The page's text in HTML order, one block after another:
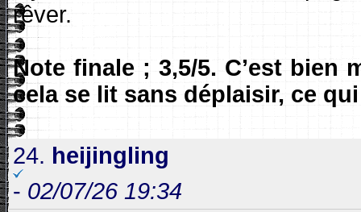
rêver.
Note finale ; 3,5/5. C’est bien
cela se lit sans déplaisir, ce
24. heijingling
- 02/07/26 19:34